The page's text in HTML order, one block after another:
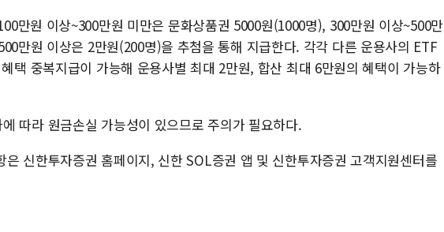
만원 이상~300만원 미만은 문화상품권 5000원(1000명), 300만원 이상~500만
만원 이상은 2만원(200명)을 추첨을 통해 지급한다. 각각 다른 운용사의 ETF
택 중복지급이 가능해 운용사별 최대 2만원, 합산 최대 6만원의 혜택이 가능하
따라 원금손실 가능성이 있으므로 주의가 필요하다.
은 신한투자증권 홈페이지, 신한 SOL증권 앱 및 신한투자증권 고객지원센터를